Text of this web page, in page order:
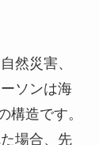
然災害、
ソンは海
構造です。
場合、先